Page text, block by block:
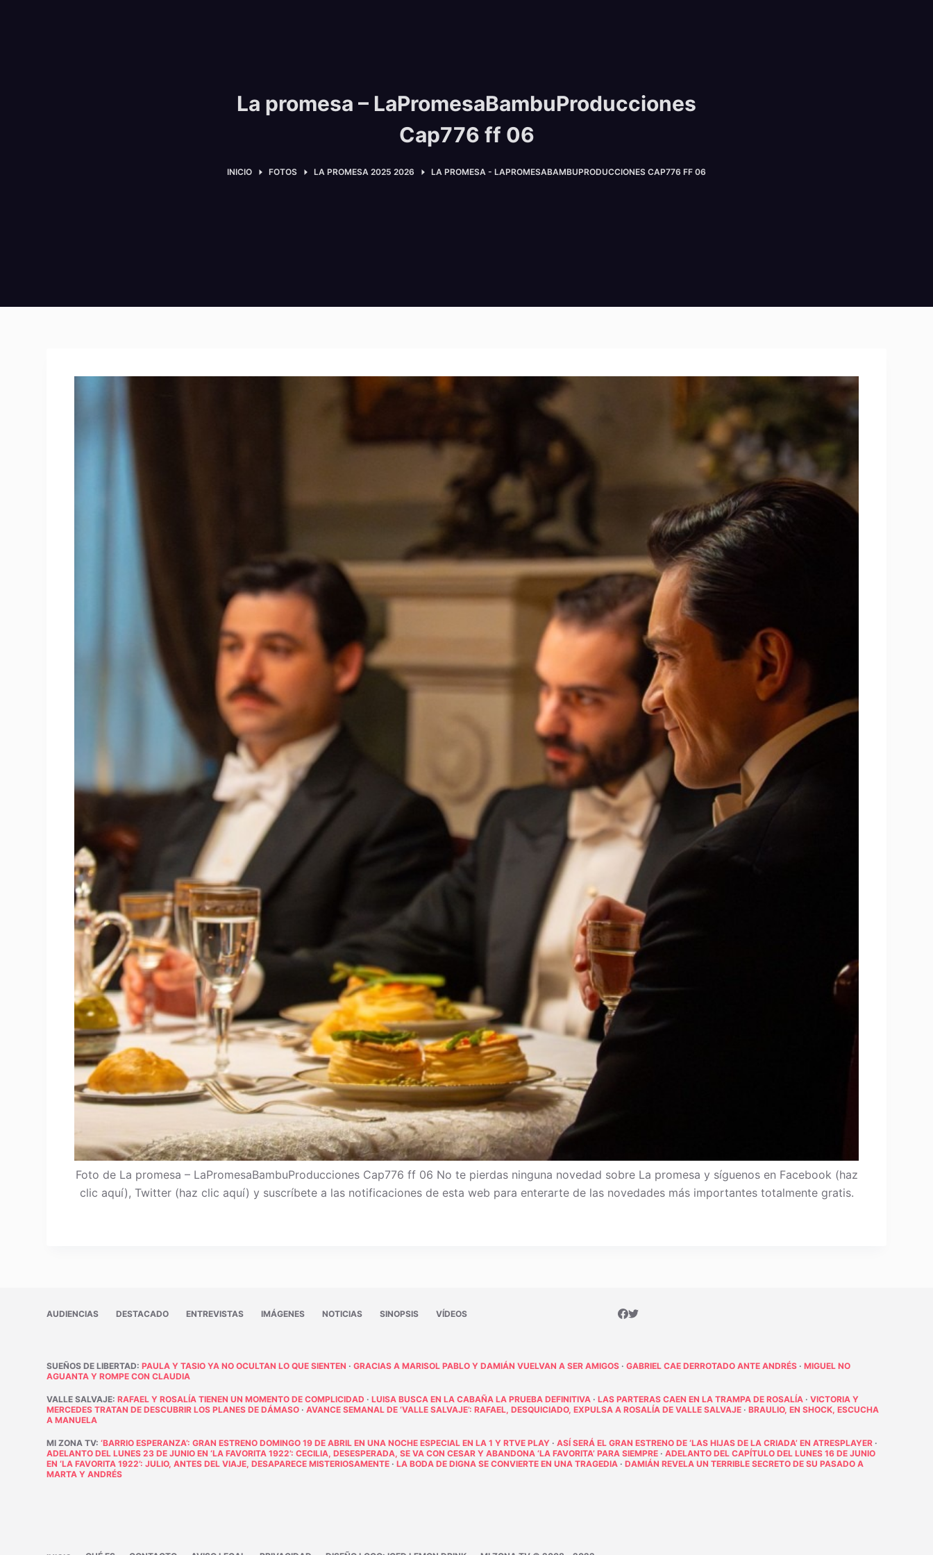
La promesa – LaPromesaBambuProducciones
Cap776 ff 06
INICIO FOTOS LA PROMESA 2025 2026 LA PROMESA - LAPROMESABAMBUPRODUCCIONES CAP776 FF 06
Foto de La promesa – LaPromesaBambuProducciones Cap776 ff 06 No te pierdas ninguna novedad sobre La promesa y síguenos en Facebook (haz
clic aquí), Twitter (haz clic aquí) y suscríbete a las notificaciones de esta web para enterarte de las novedades más importantes totalmente gratis.
AUDIENCIAS DESTACADO ENTREVISTAS IMÁGENES NOTICIAS SINOPSIS VÍDEOS
SUEÑOS DE LIBERTAD:PAULA Y TASIO YA NO OCULTAN LO QUE SIENTEN ·GRACIAS A MARISOL PABLO Y DAMIÁN VUELVAN A SER AMIGOS ·GABRIEL CAE DERROTADO ANTE ANDRÉS ·MIGUEL NO
AGUANTA Y ROMPE CON CLAUDIA
VALLE SALVAJE:RAFAEL Y ROSALÍA TIENEN UN MOMENTO DE COMPLICIDAD ·LUISA BUSCA EN LA CABAÑA LA PRUEBA DEFINITIVA ·LAS PARTERAS CAEN EN LA TRAMPA DE ROSALÍA ·VICTORIA Y
MERCEDES TRATAN DE DESCUBRIR LOS PLANES DE DÁMASO ·AVANCE SEMANAL DE ‘VALLE SALVAJE’: RAFAEL, DESQUICIADO, EXPULSA A ROSALÍA DE VALLE SALVAJE ·BRAULIO, EN SHOCK, ESCUCHA
A MANUELA
MI ZONA TV:‘BARRIO ESPERANZA’: GRAN ESTRENO DOMINGO 19 DE ABRIL EN UNA NOCHE ESPECIAL EN LA 1 Y RTVE PLAY ·ASÍ SERÁ EL GRAN ESTRENO DE ‘LAS HIJAS DE LA CRIADA’ EN ATRESPLAYER ·
ADELANTO DEL LUNES 23 DE JUNIO EN ‘LA FAVORITA 1922’: CECILIA, DESESPERADA, SE VA CON CESAR Y ABANDONA ‘LA FAVORITA’ PARA SIEMPRE ·ADELANTO DEL CAPÍTULO DEL LUNES 16 DE JUNIO
EN ‘LA FAVORITA 1922’: JULIO, ANTES DEL VIAJE, DESAPARECE MISTERIOSAMENTE ·LA BODA DE DIGNA SE CONVIERTE EN UNA TRAGEDIA ·DAMIÁN REVELA UN TERRIBLE SECRETO DE SU PASADO A
MARTA Y ANDRÉS